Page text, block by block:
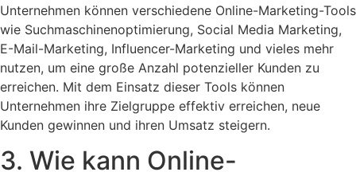
Unternehmen können verschiedene Online-Marketing-Tools
wie Suchmaschinenoptimierung, Social Media Marketing,
E-Mail-Marketing, Influencer-Marketing und vieles mehr
nutzen, um eine große Anzahl potenzieller Kunden zu
erreichen. Mit dem Einsatz dieser Tools können
Unternehmen ihre Zielgruppe effektiv erreichen, neue
Kunden gewinnen und ihren Umsatz steigern.
3. Wie kann Online-